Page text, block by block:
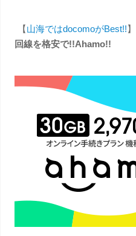
【山海ではdocomoがBest!!】
回線を格安で!!Ahamo!!